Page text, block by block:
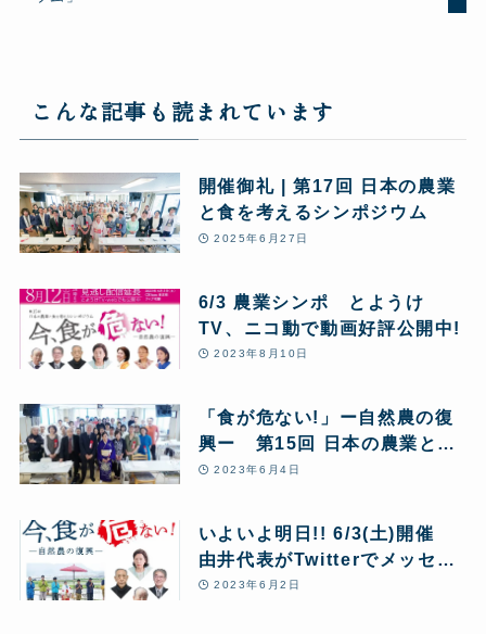
こんな記事も読まれています
開催御礼 | 第17回 日本の農業
と食を考えるシンポジウム
2025年6月27日
6/3 農業シンポ とようけ
TV、ニコ動で動画好評公開中!
2023年8月10日
「食が危ない!」ー自然農の復
興ー 第15回 日本の農業と食
を考えるシンポジウム 大きな
2023年6月4日
いよいよ明日!! 6/3(土)開催
由井代表がTwitterでメッセー
ジ動画アップ シンポジウム
2023年6月2日